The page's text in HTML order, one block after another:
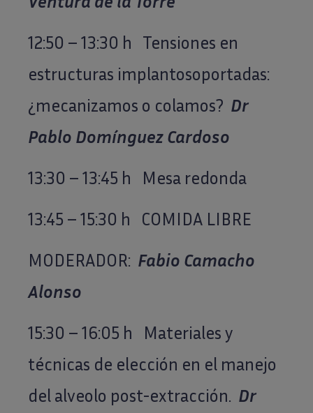
12:50 – 13:30 h Tensiones en
estructuras implantosoportadas:
¿mecanizamos o colamos? Dr
Pablo Domínguez Cardoso
13:30 – 13:45 h Mesa redonda
13:45 – 15:30 h COMIDA LIBRE
MODERADOR: Fabio Camacho
Alonso
15:30 – 16:05 h Materiales y
técnicas de elección en el manejo
del alveolo post-extracción. Dr